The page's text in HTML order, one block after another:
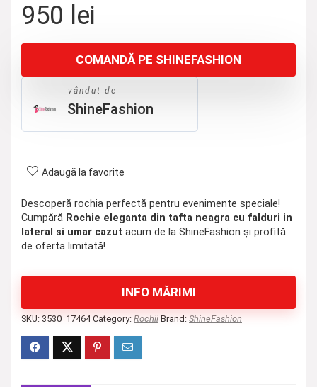
950 lei
COMANDĂ PE SHINEFASHION
vândut de
ShineFashion
Adaugă la favorite
Descoperă rochia perfectă pentru evenimente speciale!
Cumpără Rochie eleganta din tafta neagra cu falduri in
lateral si umar cazut acum de la ShineFashion și profită
de oferta limitată!
INFO MĂRIMI
SKU: 3530_17464 Category: Rochii Brand: ShineFashion